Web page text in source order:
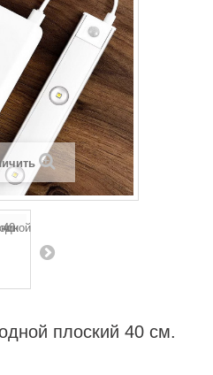
плоский 40 см.